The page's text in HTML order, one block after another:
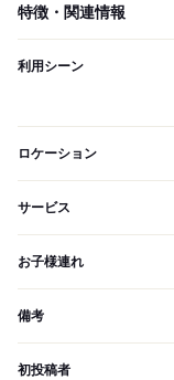
特徴・関連情報
利用シーン
ロケーション
サービス
お子様連れ
備考
初投稿者